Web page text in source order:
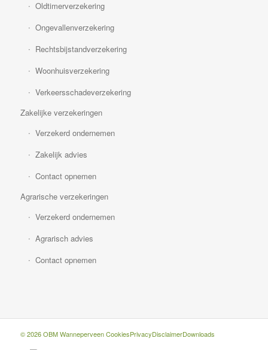
Oldtimerverzekering
Ongevallenverzekering
Rechtsbijstandverzekering
Woonhuisverzekering
Verkeersschadeverzekering
Zakelijke verzekeringen
Verzekerd ondernemen
Zakelijk advies
Contact opnemen
Agrarische verzekeringen
Verzekerd ondernemen
Agrarisch advies
Contact opnemen
© 2026 OBM WanneperveenCookiesPrivacyDisclaimerDownloads